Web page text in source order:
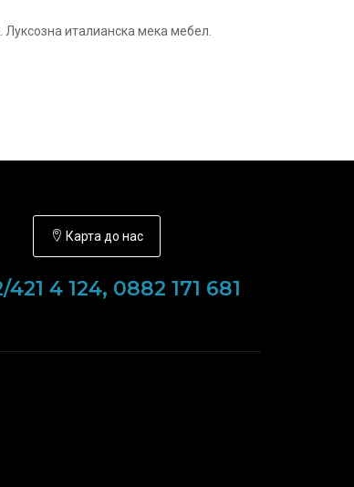
италианска мека мебел.
Карта до нас
4 124, 0882 171 681